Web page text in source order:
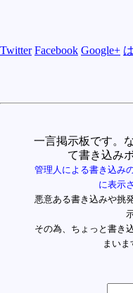
Twitter Facebook Google+
一言掲示板です。
て書き込み
管理人による書き込み
に表示
悪意ある書き込みや挑
その為、ちょっと書き
まいま